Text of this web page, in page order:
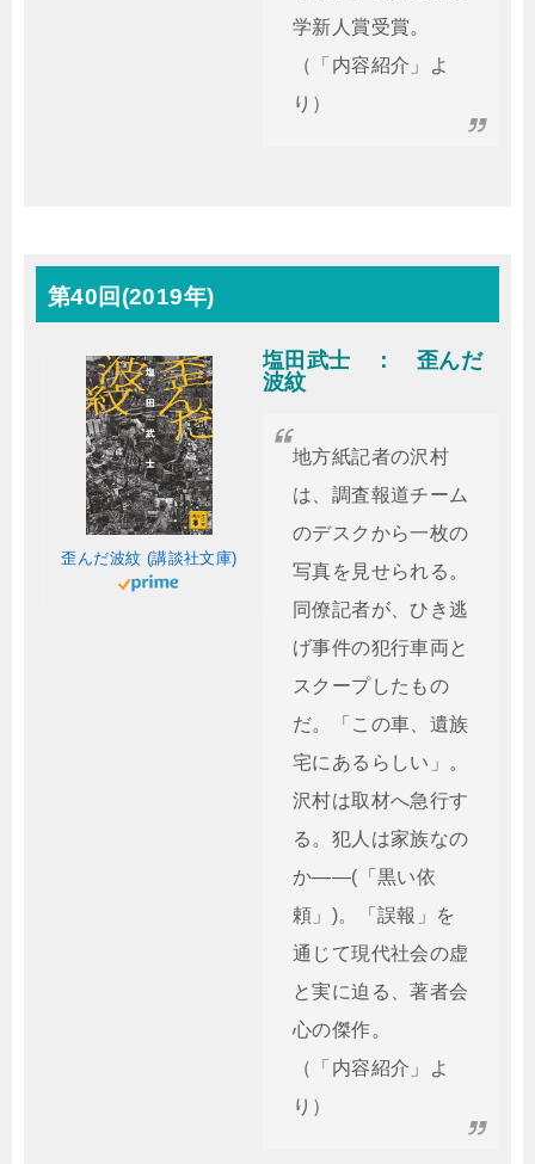
学新人賞受賞。
（「内容紹介」よ
り）
第40回(2019年)
歪んだ波紋 (講談社文庫)
塩田武士 ： 歪んだ
波紋
地方紙記者の沢村
は、調査報道チーム
のデスクから一枚の
写真を見せられる。
同僚記者が、ひき逃
げ事件の犯行車両と
スクープしたもの
だ。「この車、遺族
宅にあるらしい」。
沢村は取材へ急行す
る。犯人は家族なの
か――(「黒い依
頼」)。「誤報」を
通じて現代社会の虚
と実に迫る、著者会
心の傑作。
（「内容紹介」よ
り）